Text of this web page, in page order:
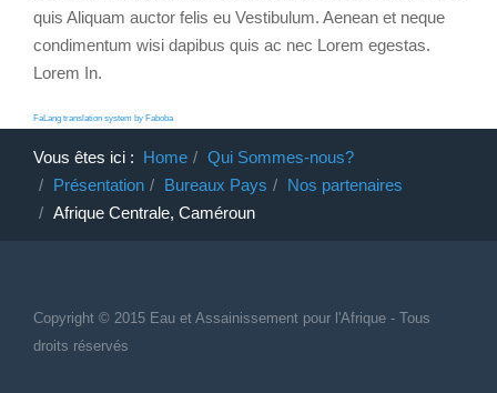
quis Aliquam auctor felis eu Vestibulum. Aenean et neque
condimentum wisi dapibus quis ac nec Lorem egestas.
Lorem In.
FaLang translation system by Faboba
Vous êtes ici : Home
Qui Sommes-nous?
Présentation
Bureaux Pays
Nos partenaires
Afrique Centrale, Caméroun
Copyright © 2015 Eau et Assainissement pour l'Afrique - Tous
droits réservés